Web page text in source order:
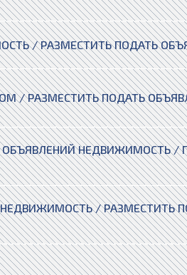
/ РАЗМЕСТИТЬ ПОДАТЬ
/ РАЗМЕСТИТЬ ПОДАТЬ
ОБЪЯВЛЕНИЙ НЕДВИЖИМОСТЬ /
/ РАЗМЕСТИТЬ